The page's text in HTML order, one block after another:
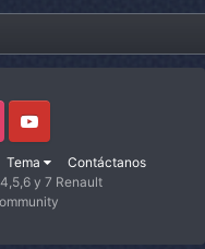
Tema Contáctanos
Youtube
y 7 Renault